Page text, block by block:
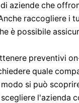
aziende che
raccogliere i
è possibile
preventivi
quale
si può
l'azienda